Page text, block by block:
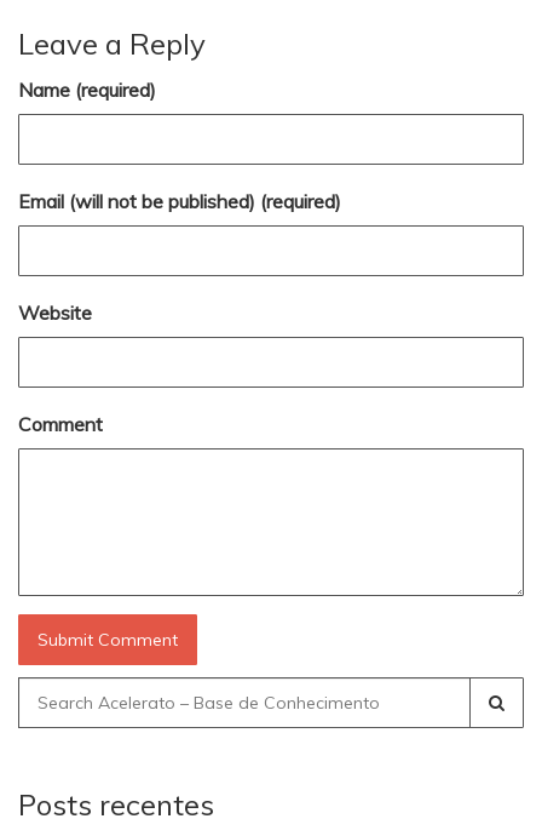
Leave a Reply
Name (required)
Email (will not be published) (required)
Website
Comment
Search
for:
Posts recentes